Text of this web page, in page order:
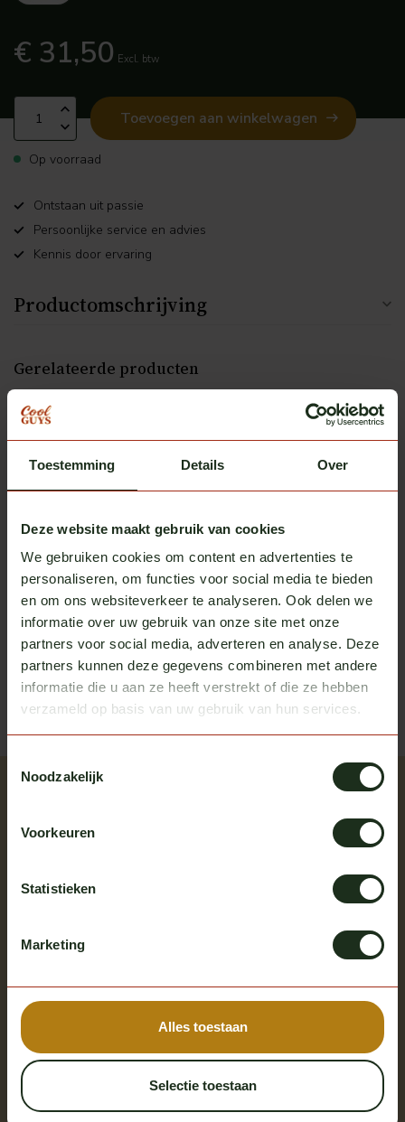
Toestemming Details Over
Deze website maakt gebruik van cookies
We gebruiken cookies om content en advertenties te
personaliseren, om functies voor social media te bieden
en om ons websiteverkeer te analyseren. Ook delen we
informatie over uw gebruik van onze site met onze
partners voor social media, adverteren en analyse. Deze
partners kunnen deze gegevens combineren met andere
informatie die u aan ze heeft verstrekt of die ze hebben
verzameld op basis van uw gebruik van hun services.
Noodzakelijk
Voorkeuren
Statistieken
Marketing
Alles toestaan
Selectie toestaan
€ 31,50 Excl. btw
Toevoegen aan winkelwagen
Op voorraad
Ontstaan uit passie
Persoonlijke service en advies
Kennis door ervaring
Productomschrijving
Gerelateerde producten
Op voorraad
€59,00
Omnius
Op voorraad
Heb je vragen over dit product?
Of heb je hulp nodig bij het bestellen? We helpen je
graag!
neem contact op met ons
Omnius
Omnius slim taillight frame
enkel
€ 31,50Excl. btw